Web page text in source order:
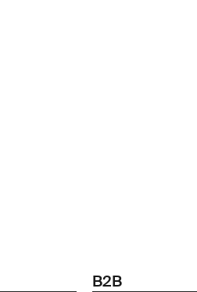
B2B